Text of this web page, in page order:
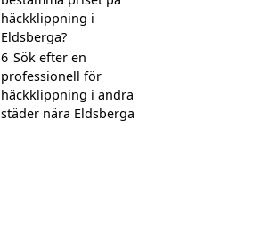
häckklippning i
Eldsberga?
6 Sök efter en
professionell för
häckklippning i andra
städer nära Eldsberga